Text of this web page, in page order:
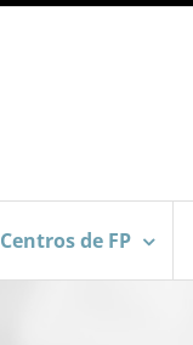
Centros de FP